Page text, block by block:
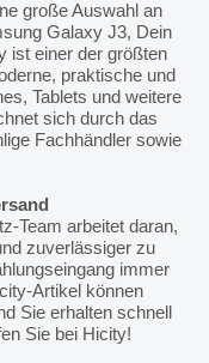
große Auswahl an
Galaxy J3, Dein
ist einer der größten
praktische und
Tablets und weitere
sich durch das
Fachhändler sowie
Team arbeitet daran,
zuverlässiger zu
immer
Artikel können
Sie erhalten schnell
Sie bei Hicity!